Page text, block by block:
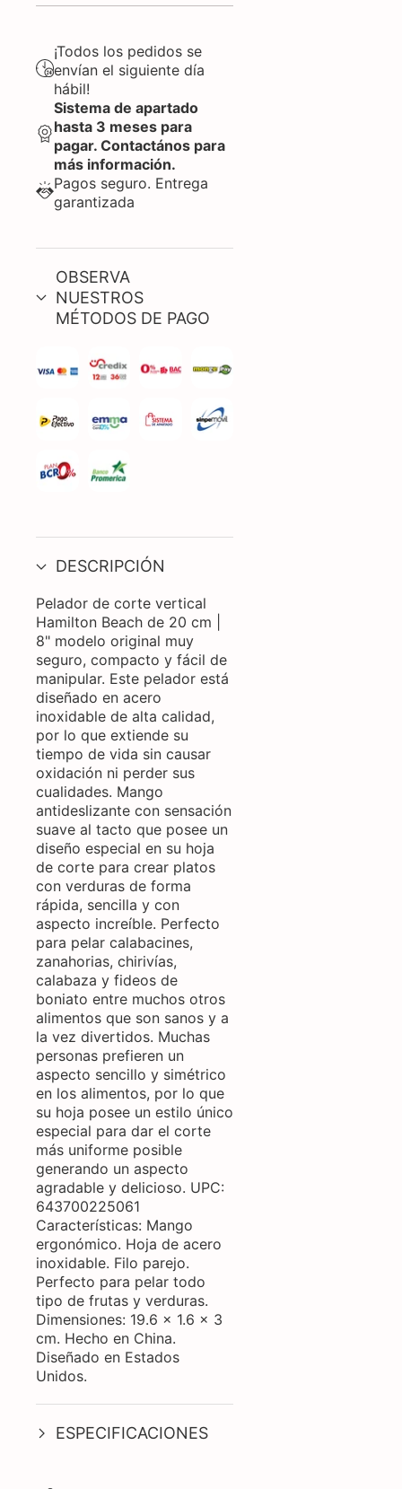
¡Todos los pedidos se
envían el siguiente día
hábil!
Sistema de apartado
hasta 3 meses para
pagar. Contactános para
más información.
Pagos seguro. Entrega
garantizada
OBSERVA
NUESTROS
MÉTODOS DE PAGO
DESCRIPCIÓN
Pelador de corte vertical
Hamilton Beach de 20 cm |
8" modelo original muy
seguro, compacto y fácil de
manipular. Este pelador está
diseñado en acero
inoxidable de alta calidad,
por lo que extiende su
tiempo de vida sin causar
oxidación ni perder sus
cualidades. Mango
antideslizante con sensación
suave al tacto que posee un
diseño especial en su hoja
de corte para crear platos
con verduras de forma
rápida, sencilla y con
aspecto increíble. Perfecto
para pelar calabacines,
zanahorias, chirivías,
calabaza y fideos de
boniato entre muchos otros
alimentos que son sanos y a
la vez divertidos. Muchas
personas prefieren un
aspecto sencillo y simétrico
en los alimentos, por lo que
su hoja posee un estilo único
especial para dar el corte
más uniforme posible
generando un aspecto
agradable y delicioso. UPC:
643700225061
Características: Mango
ergonómico. Hoja de acero
inoxidable. Filo parejo.
Perfecto para pelar todo
tipo de frutas y verduras.
Dimensiones: 19.6 x 1.6 x 3
cm. Hecho en China.
Diseñado en Estados
Unidos.
ESPECIFICACIONES